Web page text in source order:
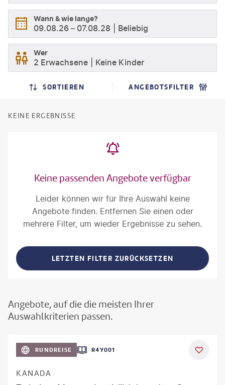
Wann & wie lange?
09.08.26 – 07.08.28 Beliebig
Wer
2 Erwachsene Keine Kinder
SORTIEREN ANGEBOTSFILTER
KEINE ERGEBNISSE
Keine passenden Angebote verfügbar
Leider können wir für Ihre Auswahl keine
Angebote finden. Entfernen Sie einen oder
mehrere Filter, um wieder Ergebnisse zu sehen.
LETZTEN FILTER ZURÜCKSETZEN
Angebote, auf die die meisten Ihrer
Auswahlkriterien passen.
RUNDREISE R4Y001
KANADA